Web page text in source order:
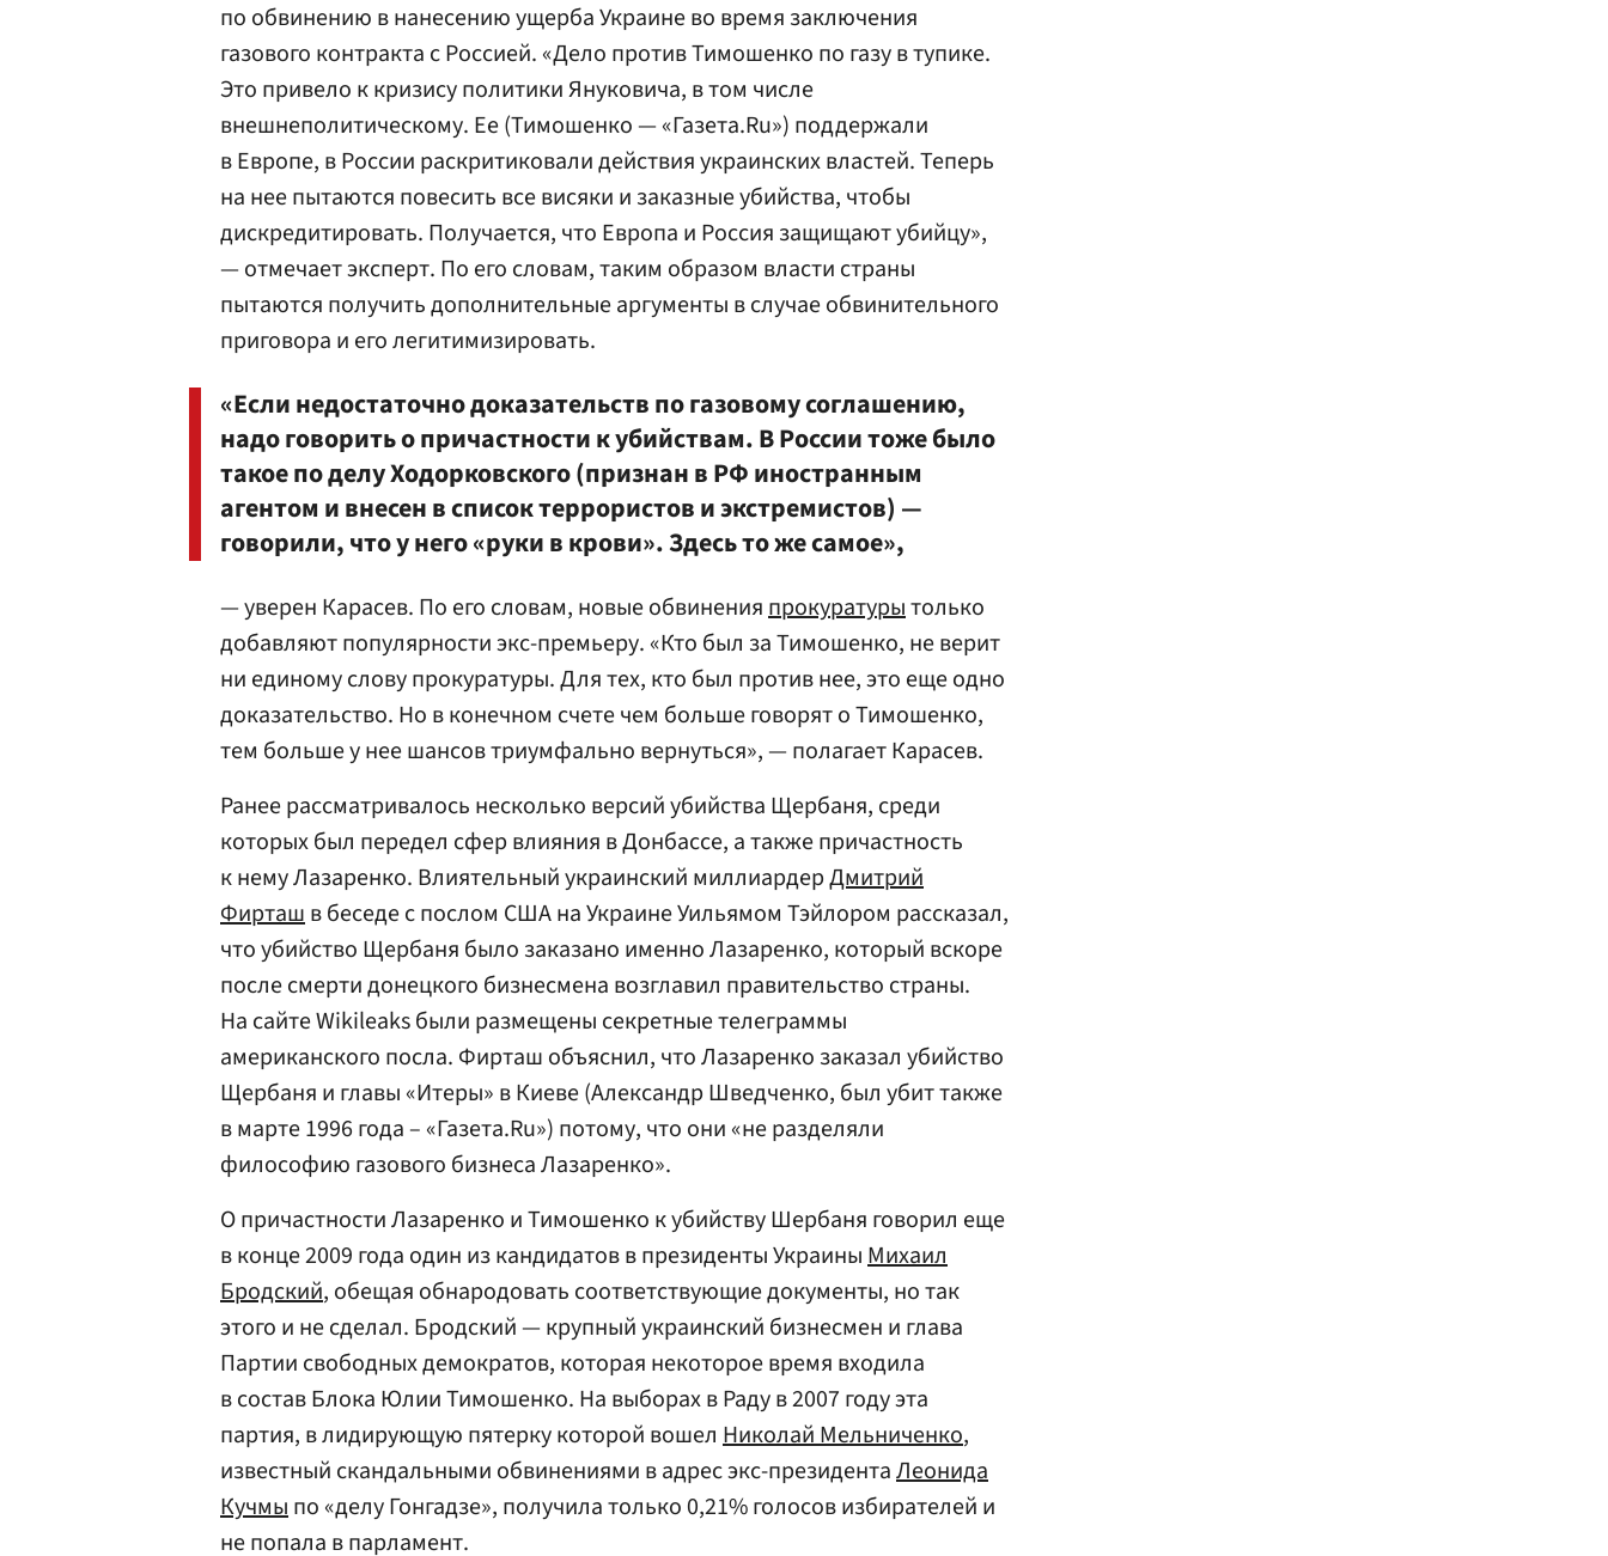
по обвинению в нанесению ущерба Украине во время заключения
газового контракта с Россией. «Дело против Тимошенко по газу в тупике.
Это привело к кризису политики Януковича, в том числе
внешнеполитическому. Ее (Тимошенко — «Газета.Ru») поддержали
в Европе, в России раскритиковали действия украинских властей. Теперь
на нее пытаются повесить все висяки и заказные убийства, чтобы
дискредитировать. Получается, что Европа и Россия защищают убийцу»,
— отмечает эксперт. По его словам, таким образом власти страны
пытаются получить дополнительные аргументы в случае обвинительного
приговора и его легитимизировать.
«Если недостаточно доказательств по газовому соглашению,
надо говорить о причастности к убийствам. В России тоже было
такое по делу Ходорковского (признан в РФ иностранным
агентом и внесен в список террористов и экстремистов) —
говорили, что у него «руки в крови». Здесь то же самое»,
— уверен Карасев. По его словам, новые обвиненияпрокуратурытолько
добавляют популярности экс-премьеру. «Кто был за Тимошенко, не верит
ни единому слову прокуратуры. Для тех, кто был против нее, это еще одно
доказательство. Но в конечном счете чем больше говорят о Тимошенко,
тем больше у нее шансов триумфально вернуться», — полагает Карасев.
Ранее рассматривалось несколько версий убийства Щербаня, среди
которых был передел сфер влияния в Донбассе, а также причастность
к нему Лазаренко. Влиятельный украинский миллиардерДмитрий
Фирташв беседе с послом США на Украине Уильямом Тэйлором рассказал,
что убийство Щербаня было заказано именно Лазаренко, который вскоре
после смерти донецкого бизнесмена возглавил правительство страны.
На сайте Wikileaks были размещены секретные телеграммы
американского посла. Фирташ объяснил, что Лазаренко заказал убийство
Щербаня и главы «Итеры» в Киеве (Александр Шведченко, был убит также
в марте 1996 года – «Газета.Ru») потому, что они «не разделяли
философию газового бизнеса Лазаренко».
О причастности Лазаренко и Тимошенко к убийству Шербаня говорил еще
в конце 2009 года один из кандидатов в президенты УкраиныМихаил
Бродский, обещая обнародовать соответствующие документы, но так
этого и не сделал. Бродский — крупный украинский бизнесмен и глава
Партии свободных демократов, которая некоторое время входила
в состав Блока Юлии Тимошенко. На выборах в Раду в 2007 году эта
партия, в лидирующую пятерку которой вошел Николай Мельниченко,
известный скандальными обвинениями в адрес экс-президентаЛеонида
Кучмыпо «делу Гонгадзе», получила только 0,21% голосов избирателей и
не попала в парламент.